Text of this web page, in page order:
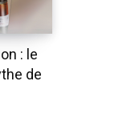
: le
de